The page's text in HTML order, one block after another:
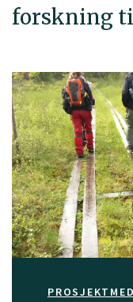
forskning